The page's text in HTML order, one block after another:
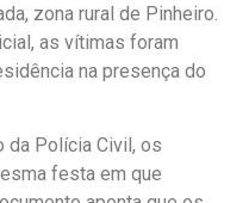
zona rural de Pinheiro.
as vítimas foram
na presença do
da Polícia Civil, os
festa em que